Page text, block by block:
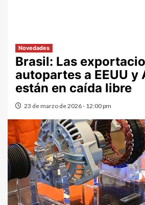
Novedades
Brasil: Las
autopartes a EEUU y
están en caída libre
23 de marzo de 2026 - 12:00 pm